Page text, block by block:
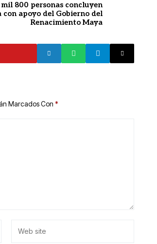
mil 800 personas concluyen
con apoyo del Gobierno del
Renacimiento Maya
Marcados Con *